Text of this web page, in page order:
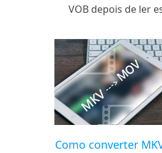
VOB depois de ler
Como converter